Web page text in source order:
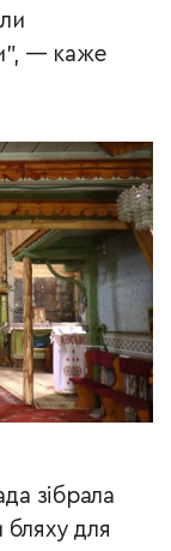
— каже
зібрала
бляху для